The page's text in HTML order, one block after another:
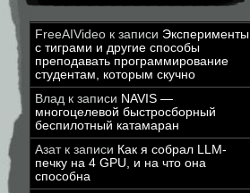
FreeAIVideo к записи Эксперименты
с тиграми и другие способы
преподавать программирование
студентам, которым скучно
Влад к записи NAVIS —
многоцелевой быстросборный
беспилотный катамаран
Азатк записи Как я собрал LLM-
печку на 4 GPU, и на что она
способна